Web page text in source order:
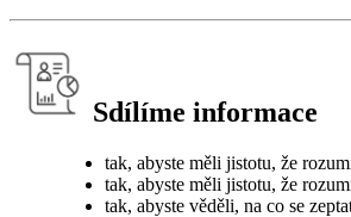
Sdílíme informace
tak, abyste měli jistotu, že
tak, abyste měli jistotu, že
tak, abyste věděli, na co se